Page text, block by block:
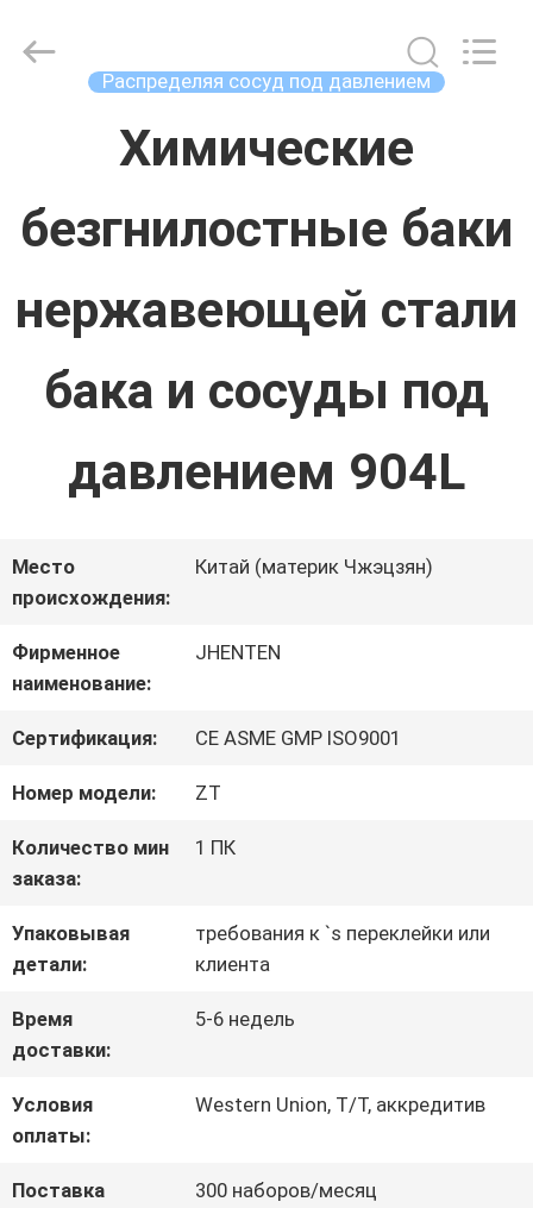
ПРОДУКТЫ
О
НАС
ПУТЕШЕСТВИЕ
ФАБРИКИ
ПРОВЕРКА
КАЧЕСТВА
СВЯЖИТЕСЬ
МЫ
НОВОСТИ
СПРОСИТЕ
ЦИТАТУ
КАРТА
Online
Market.
Распределяя сосуд под давлением
Химические
безгнилостные баки
нержавеющей стали
бака и сосуды под
давлением 904L
Место
происхождения:
Китай (материк Чжэцзян)
Фирменное
наименование:
JHENTEN
Сертификация: CE ASME GMP ISO9001
Номер модели: ZT
Количество мин
заказа:
1 ПК
Упаковывая
детали:
требования к `s переклейки или
клиента
Время
доставки:
5-6 недель
Условия
оплаты:
Western Union, T/T, аккредитив
Поставка
300 наборов/месяц